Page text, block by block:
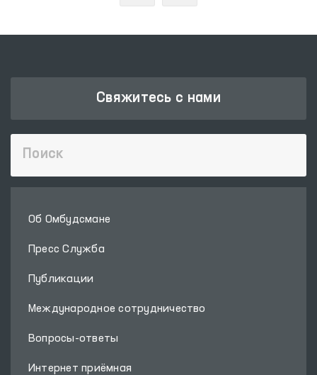
Свяжитесь с нами
Об Омбудсмане
Пресс Служба
Публикации
Международное сотрудничество
Вопросы-ответы
Интернет приёмная